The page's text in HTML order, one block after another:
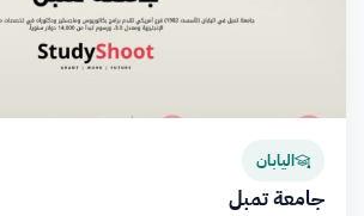
اليابان
جامعة تمبل